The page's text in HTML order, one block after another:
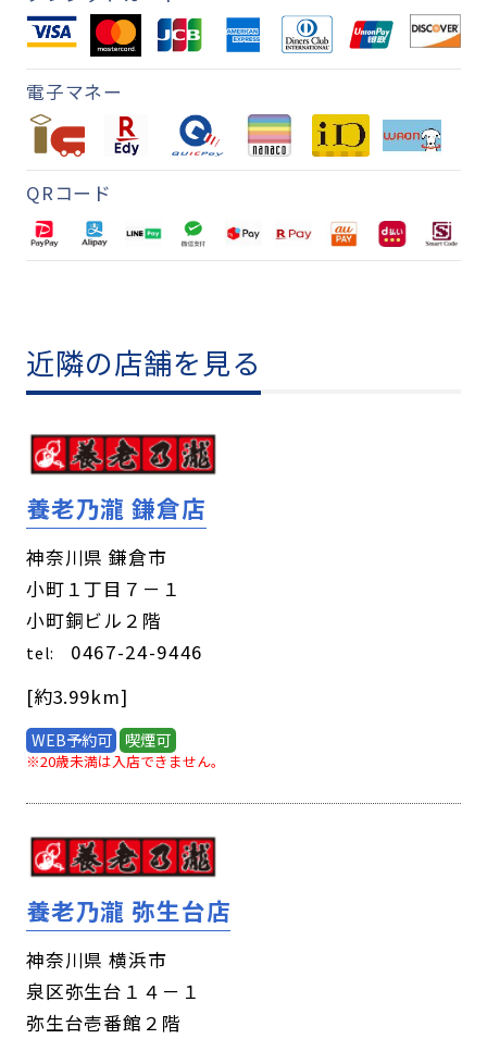
電子マネー
QRコード
近隣の店舗を見る
養老乃瀧 鎌倉店
神奈川県 鎌倉市
小町１丁目７－１
小町銅ビル２階
tel: 0467-24-9446
[約3.99km]
WEB予約可 喫煙可
※20歳未満は入店できません。
養老乃瀧 弥生台店
神奈川県 横浜市
泉区弥生台１４－１
弥生台壱番館２階